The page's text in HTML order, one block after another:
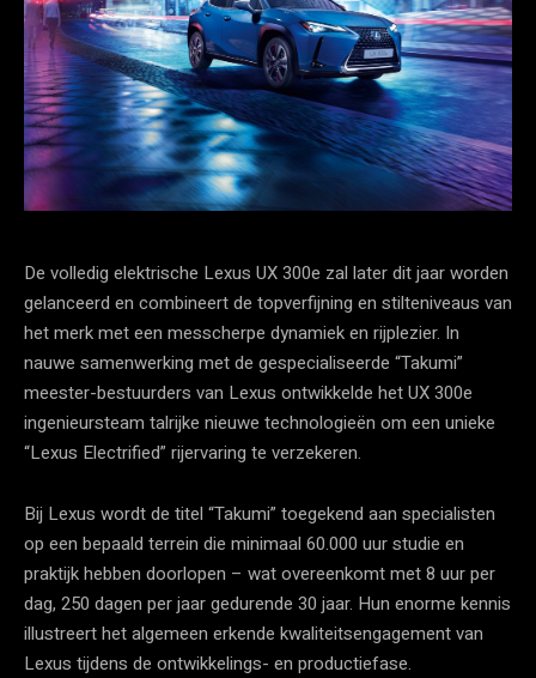
De volledig elektrische Lexus UX 300e zal later dit jaar worden
gelanceerd en combineert de topverfijning en stilteniveaus van
het merk met een messcherpe dynamiek en rijplezier. In
nauwe samenwerking met de gespecialiseerde “Takumi”
meester-bestuurders van Lexus ontwikkelde het UX 300e
ingenieursteam talrijke nieuwe technologieën om een unieke
“Lexus Electrified” rijervaring te verzekeren.
Bij Lexus wordt de titel “Takumi” toegekend aan specialisten
op een bepaald terrein die minimaal 60.000 uur studie en
praktijk hebben doorlopen – wat overeenkomt met 8 uur per
dag, 250 dagen per jaar gedurende 30 jaar. Hun enorme kennis
illustreert het algemeen erkende kwaliteitsengagement van
Lexus tijdens de ontwikkelings- en productiefase.